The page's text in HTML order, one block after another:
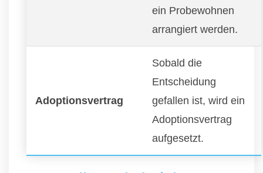
ein Probewohnen
arrangiert werden.
Adoptionsvertrag
Sobald die
Entscheidung
gefallen ist, wird ein
Adoptionsvertrag
aufgesetzt.